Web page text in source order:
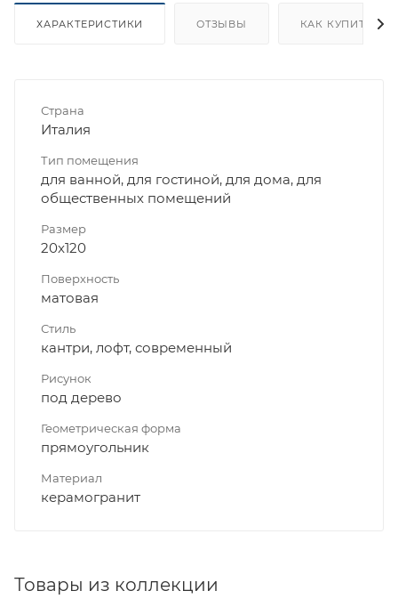
ХАРАКТЕРИСТИКИ ОТЗЫВЫ КАК КУПИТЬ
Страна
Италия
Тип помещения
для ванной, для гостиной, для дома, для
общественных помещений
Размер
20x120
Поверхность
матовая
Стиль
кантри, лофт, современный
Рисунок
под дерево
Геометрическая форма
прямоугольник
Материал
керамогранит
Товары из коллекции